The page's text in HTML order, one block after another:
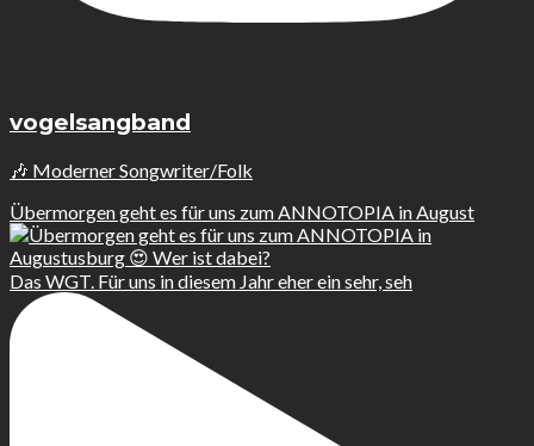
vogelsangband
🎶 Moderner Songwriter/Folk
Übermorgen geht es für uns zum ANNOTOPIA in August
Das WGT. Für uns in diesem Jahr eher ein sehr, seh